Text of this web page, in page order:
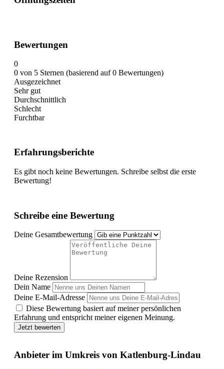
Bewertungen
0
0 von 5 Sternen (basierend auf 0 Bewertungen)
Ausgezeichnet
Sehr gut
Durchschnittlich
Schlecht
Furchtbar
Erfahrungsberichte
Es gibt noch keine Bewertungen. Schreibe selbst die erste
Bewertung!
Schreibe eine Bewertung
Deine Gesamtbewertung
Deine Rezension
Dein Name
Deine E-Mail-Adresse
Diese Bewertung basiert auf meiner persönlichen
Erfahrung und entspricht meiner eigenen Meinung.
Jetzt bewerten
Anbieter im Umkreis von Katlenburg-Lindau